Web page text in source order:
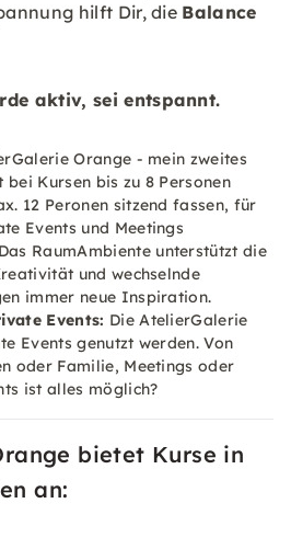
hilft Dir, die Balance
aktiv, sei entspannt.
Orange - mein zweites
Kursen bis zu 8 Personen
12 Peronen sitzend fassen, für
Events und Meetings
Das RaumAmbiente unterstützt die
und wechselnde
immer neue Inspiration.
Events: Die AtelierGalerie
Events genutzt werden. Von
oder Familie, Meetings oder
ist alles möglich?
bietet Kurse in
an: